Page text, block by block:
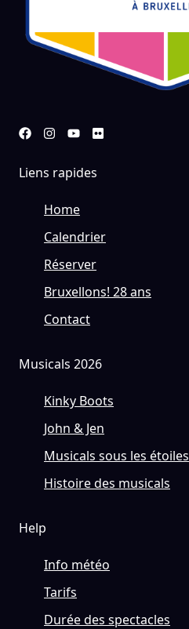
Liens rapides
Home
Calendrier
Réserver
Bruxellons! 28 ans
Contact
Musicals 2026
Kinky Boots
John & Jen
Musicals sous les étoiles
Histoire des musicals
Help
Info météo
Tarifs
Durée des spectacles